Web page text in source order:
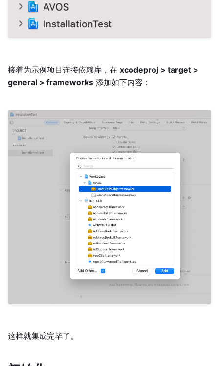
接着为示例项目连接依赖库，在 xcodeproj > target >
general > frameworks 添加如下内容：
这样就集成完毕了。